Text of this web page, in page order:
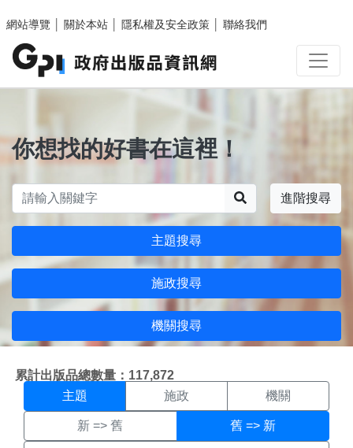
網站導覽
關於本站 隱私權及安全政策 聯絡我們
你想找的好書在這裡！
進階搜尋
主題搜尋
施政搜尋
機關搜尋
累計出版品總數量：117,872
主題搜尋結果頁面
主題 施政 機關
新 => 舊 舊 => 新